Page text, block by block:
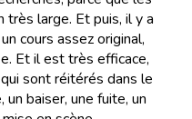
très large. Et puis, il y a
cours assez original,
Et il est très efficace,
sont réitérés dans le
un baiser, une fuite, un